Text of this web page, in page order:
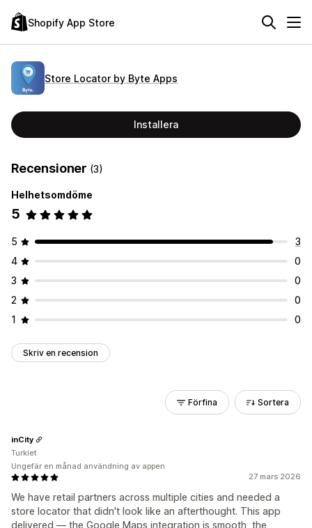
Shopify App Store
Store Locator by Byte Apps
Installera
Recensioner (3)
Helhetsomdöme
5
5
3
4
0
3
0
2
0
1
0
Skriv en recension
Förfina Sortera
27 mars 2026
We have retail partners across multiple cities and needed a
store locator that didn't look like an afterthought. This app
delivered — the Google Maps integration is smooth, the
inCity
Turkiet
Ungefär en månad användning av appen